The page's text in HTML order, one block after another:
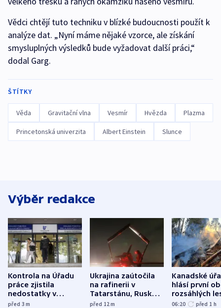
Vědci chtějí tuto techniku v blízké budoucnosti použít k
analýze dat. „Nyní máme nějaké vzorce, ale získání
smysluplných výsledků bude vyžadovat další práci,“
dodal Garg.
ŠTÍTKY
Věda Gravitační vlna Vesmír Hvězda Plazma
Princetonská univerzita Albert Einstein Slunce
Výběr redakce
Kontrola na Úřadu
práce zjistila
nedostatky v
účetnictví za 5,6
před 3m
Ukrajina zaútočila
na rafinerii v
Tatarstánu, Rusko
bombardovalo
před 12m
Kanadské
hlásí první
rozsáhlých
požárů
06:20 před 1 h